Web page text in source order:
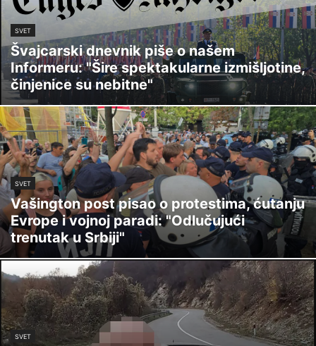
SVET
Švajcarski dnevnik piše o našem
Informeru: "Šire spektakularne izmišljotine,
činjenice su nebitne"
SVET
Vašington post pisao o protestima, ćutanju
Evrope i vojnoj paradi: "Odlučujući
trenutak u Srbiji"
SVET